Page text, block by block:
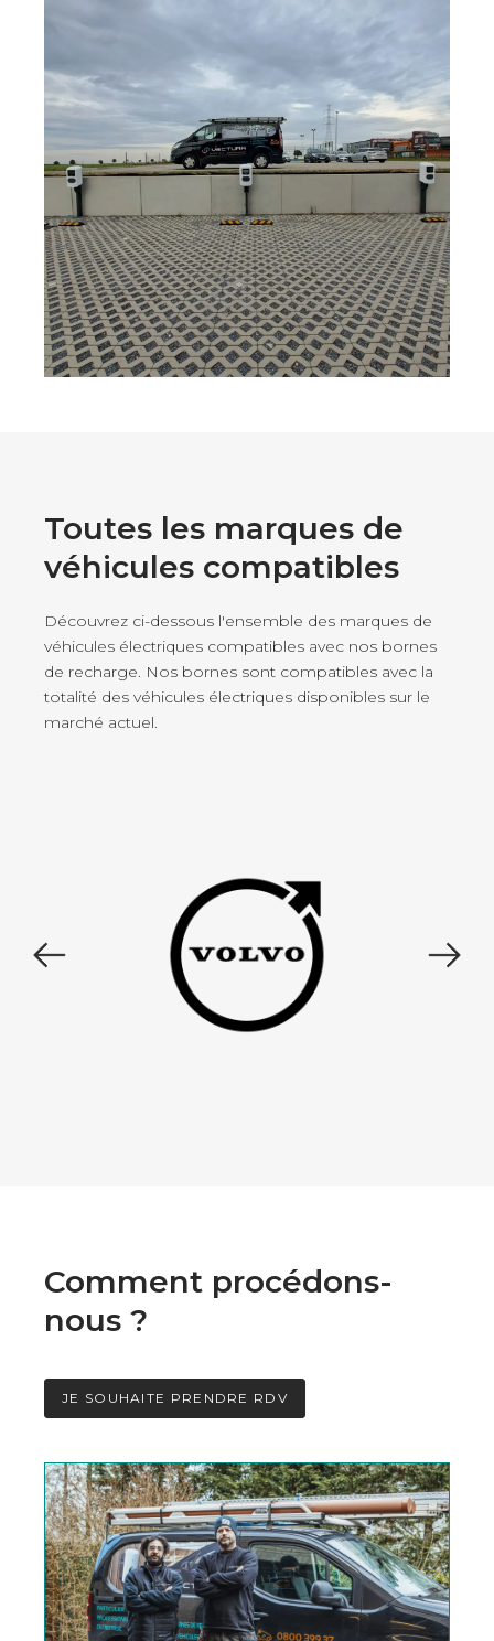
Toutes les marques de
véhicules compatibles
Découvrez ci-dessous l'ensemble des marques de
véhicules électriques compatibles avec nos bornes
de recharge. Nos bornes sont compatibles avec la
totalité des véhicules électriques disponibles sur le
marché actuel.
Comment procédons-
nous ?
JE SOUHAITE PRENDRE RDV